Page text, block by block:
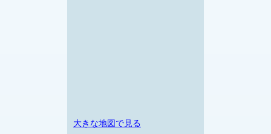
大きな地図で見る